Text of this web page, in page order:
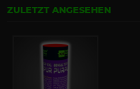
ZULETZT ANGESEHEN